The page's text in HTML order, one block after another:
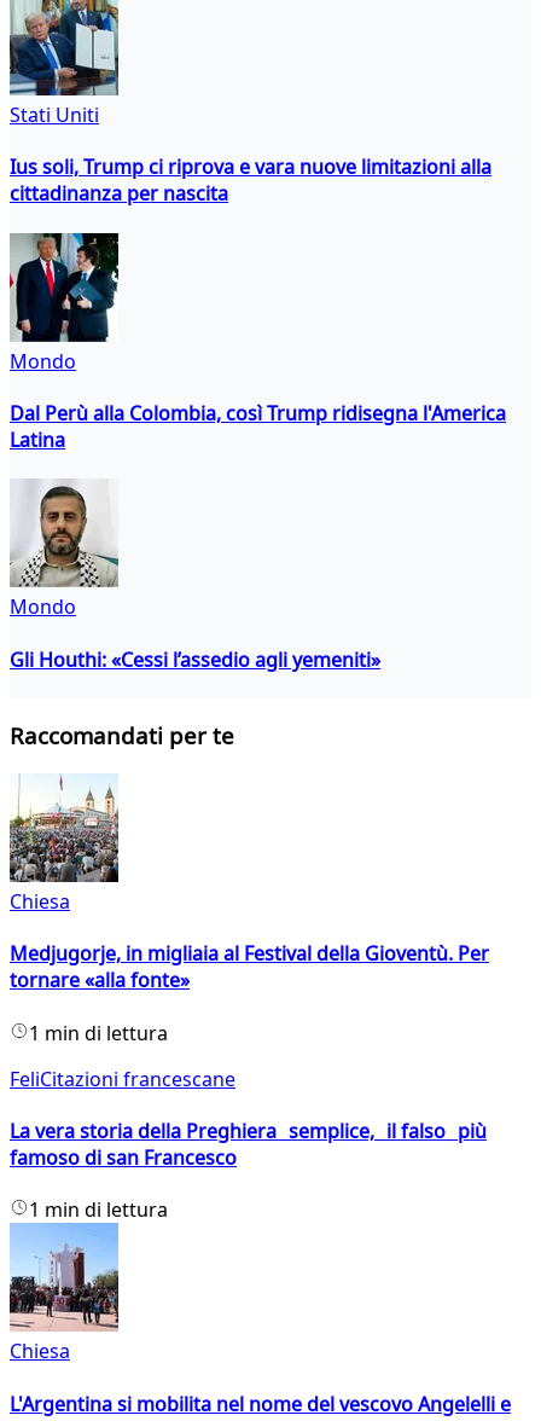
Stati Uniti
Ius soli, Trump ci riprova e vara nuove limitazioni alla
cittadinanza per nascita
Mondo
Dal Perù alla Colombia, così Trump ridisegna l'America
Latina
Mondo
Gli Houthi: «Cessi l’assedio agli yemeniti»
Raccomandati per te
Chiesa
Medjugorje, in migliaia al Festival della Gioventù. Per
tornare «alla fonte»
1 min di lettura
FeliCitazioni francescane
La vera storia della Preghiera semplice, il falso più
famoso di san Francesco
1 min di lettura
Chiesa
L'Argentina si mobilita nel nome del vescovo Angelelli e